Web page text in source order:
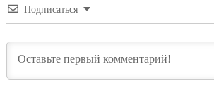
Подписаться